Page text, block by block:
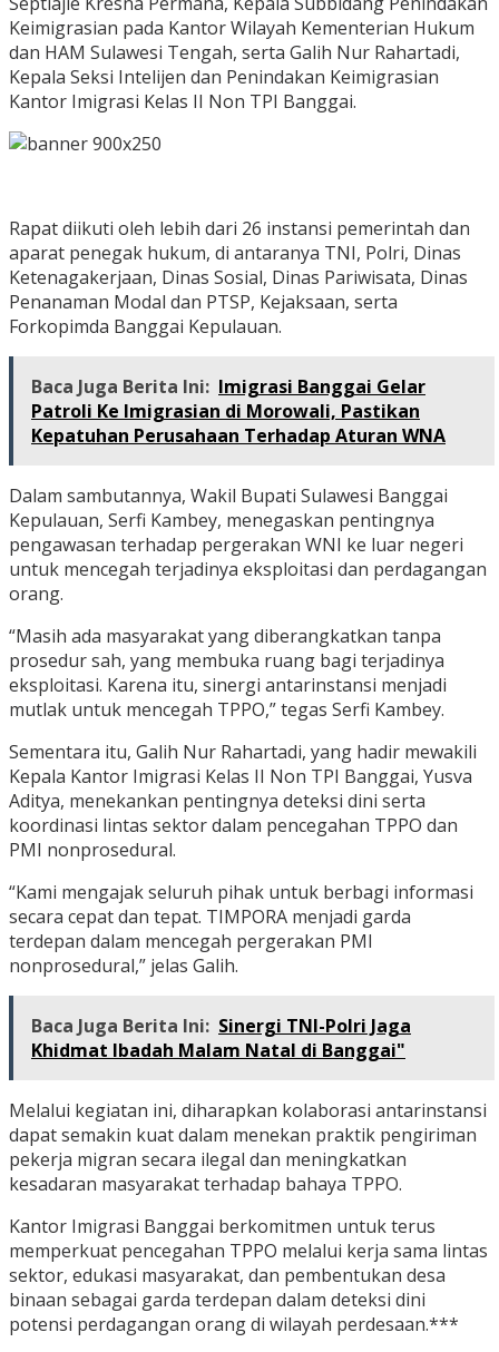
Keimigrasian pada Kantor Wilayah Kementerian Hukum
dan HAM Sulawesi Tengah, serta Galih Nur Rahartadi,
Kepala Seksi Intelijen dan Penindakan Keimigrasian
Kantor Imigrasi Kelas II Non TPI Banggai.
Rapat diikuti oleh lebih dari 26 instansi pemerintah dan
aparat penegak hukum, di antaranya TNI, Polri, Dinas
Ketenagakerjaan, Dinas Sosial, Dinas Pariwisata, Dinas
Penanaman Modal dan PTSP, Kejaksaan, serta
Forkopimda Banggai Kepulauan.
Baca Juga Berita Ini: Imigrasi Banggai Gelar
Patroli Ke Imigrasian di Morowali, Pastikan
Kepatuhan Perusahaan Terhadap Aturan WNA
Dalam sambutannya, Wakil Bupati Sulawesi Banggai
Kepulauan, Serfi Kambey, menegaskan pentingnya
pengawasan terhadap pergerakan WNI ke luar negeri
untuk mencegah terjadinya eksploitasi dan perdagangan
orang.
“Masih ada masyarakat yang diberangkatkan tanpa
prosedur sah, yang membuka ruang bagi terjadinya
eksploitasi. Karena itu, sinergi antarinstansi menjadi
mutlak untuk mencegah TPPO,” tegas Serfi Kambey.
Sementara itu, Galih Nur Rahartadi, yang hadir mewakili
Kepala Kantor Imigrasi Kelas II Non TPI Banggai, Yusva
Aditya, menekankan pentingnya deteksi dini serta
koordinasi lintas sektor dalam pencegahan TPPO dan
PMI nonprosedural.
“Kami mengajak seluruh pihak untuk berbagi informasi
secara cepat dan tepat. TIMPORA menjadi garda
terdepan dalam mencegah pergerakan PMI
nonprosedural,” jelas Galih.
Baca Juga Berita Ini: Sinergi TNI-Polri Jaga
Khidmat Ibadah Malam Natal di Banggai"
Melalui kegiatan ini, diharapkan kolaborasi antarinstansi
dapat semakin kuat dalam menekan praktik pengiriman
pekerja migran secara ilegal dan meningkatkan
kesadaran masyarakat terhadap bahaya TPPO.
Kantor Imigrasi Banggai berkomitmen untuk terus
memperkuat pencegahan TPPO melalui kerja sama lintas
sektor, edukasi masyarakat, dan pembentukan desa
binaan sebagai garda terdepan dalam deteksi dini
potensi perdagangan orang di wilayah perdesaan.***